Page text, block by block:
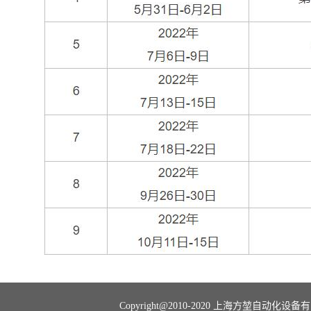
Copyright@2010-2020 上海方堃自动化设备